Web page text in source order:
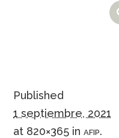
Published
1 septiembre, 2021
at 820×365 inAFIP.